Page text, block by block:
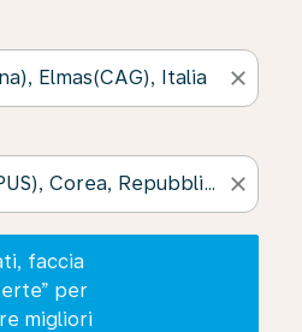
close
close
faccia
per
migliori